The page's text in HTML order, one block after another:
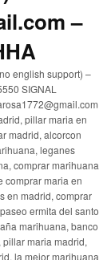
–
english support) –
SIGNAL
pillar maria en
madrid, alcorcon
leganes
comprar marihuana
comprar maria en
en madrid, comprar
ermita del santo
marihuana, banco
maria madrid,
la mejor marihuana